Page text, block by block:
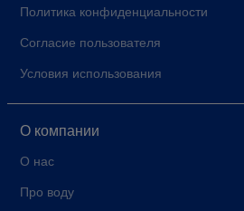
Политика конфиденциальности
Согласие пользователя
Условия использования
О компании
О нас
Про воду